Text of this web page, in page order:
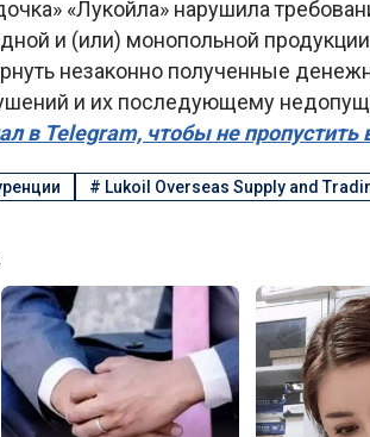
«Лукойла» нарушила
и (или) монопольной
незаконно полученные
и их последующему
в Telegram, чтобы не
# Lukoil Overseas Supply and